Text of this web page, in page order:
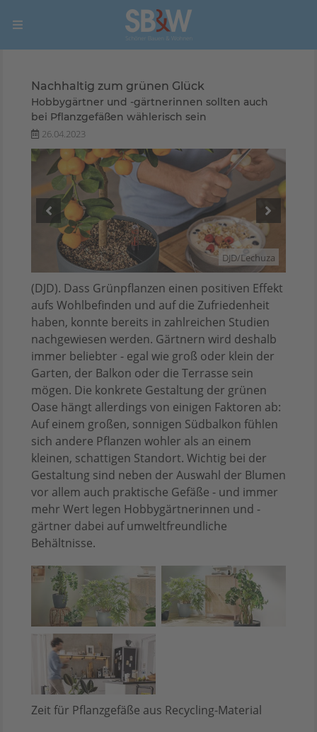
Nachhaltig zum grünen Glück
Hobbygärtner und -gärtnerinnen sollten auch
bei Pflanzgefäßen wählerisch sein
26.04.2023
DJD/Lechuza
(DJD). Dass Grünpflanzen einen positiven Effekt
aufs Wohlbefinden und auf die Zufriedenheit
haben, konnte bereits in zahlreichen Studien
nachgewiesen werden. Gärtnern wird deshalb
immer beliebter - egal wie groß oder klein der
Garten, der Balkon oder die Terrasse sein
mögen. Die konkrete Gestaltung der grünen
Oase hängt allerdings von einigen Faktoren ab:
Auf einem großen, sonnigen Südbalkon fühlen
sich andere Pflanzen wohler als an einem
kleinen, schattigen Standort. Wichtig bei der
Gestaltung sind neben der Auswahl der Blumen
vor allem auch praktische Gefäße - und immer
mehr Wert legen Hobbygärtnerinnen und -
gärtner dabei auf umweltfreundliche
Behältnisse.
Zeit für Pflanzgefäße aus Recycling-Material